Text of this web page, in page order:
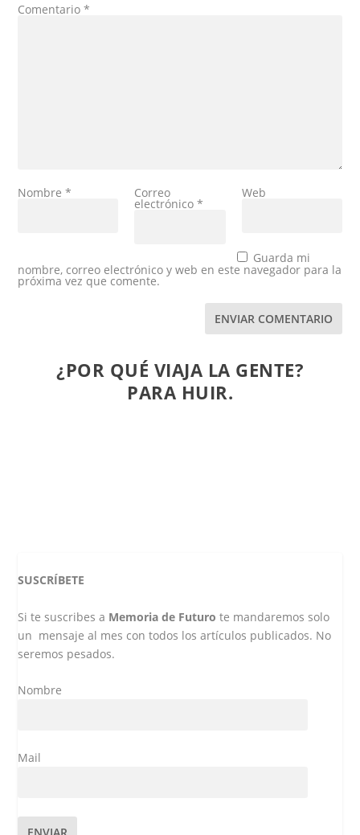
Comentario*
Nombre* Correo
electrónico *
Web
Guarda mi
nombre, correo electrónico y web en este navegador para la
próxima vez que comente.
ENVIAR COMENTARIO
¿POR QUÉ VIAJA LA GENTE?
PARA HUIR.
SUSCRÍBETE
Si te suscribes a Memoria de Futuro te mandaremos solo
un mensaje al mes con todos los artículos publicados. No
seremos pesados.
Nombre
Mail